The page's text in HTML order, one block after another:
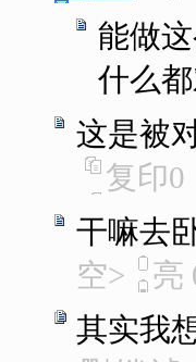
能做
什么都
这是被
复印0
干嘛去
空>
亮
其实我